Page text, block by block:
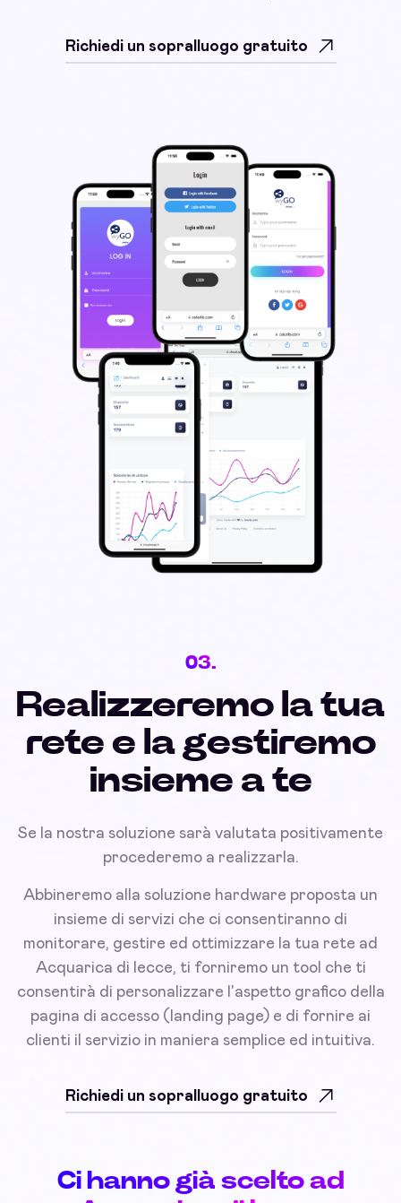
Richiedi un sopralluogo gratuito
03.
Realizzeremo la tua
rete e la gestiremo
insieme a te
Se la nostra soluzione sarà valutata positivamente
procederemo a realizzarla.
Abbineremo alla soluzione hardware proposta un
insieme di servizi che ci consentiranno di
monitorare, gestire ed ottimizzare la tua rete ad
Acquarica di lecce, ti forniremo un tool che ti
consentirà di personalizzare l'aspetto grafico della
pagina di accesso (landing page) e di fornire ai
clienti il servizio in maniera semplice ed intuitiva.
Richiedi un sopralluogo gratuito
Ci hanno già scelto ad